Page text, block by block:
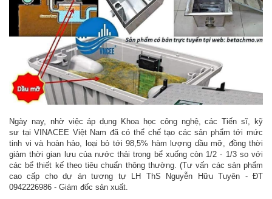
Ngày nay, nhờ việc áp dụng Khoa học công nghệ, các Tiến sĩ, kỹ
sư tại VINACEE Việt Nam đã có thể chế tạo các sản phẩm tới mức
tinh vi và hoàn hảo, loại bỏ tới 98,5% hàm lượng dầu mỡ, đồng thời
giảm thời gian lưu của nước thải trong bể xuống còn 1/2 - 1/3 so với
các bể thiết kế theo tiêu chuẩn thông thường. (Tư vấn các sản phẩm
cao cấp cho dự án tương tự LH ThS Nguyễn Hữu Tuyên - ĐT
0942226986 - Giám đốc sản xuất.